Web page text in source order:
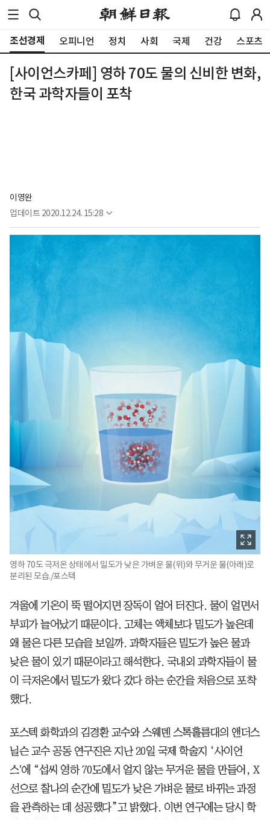
조선경제 오피니언 정치 사회 국제 건강 스포츠
[사이언스카페] 영하 70도 물의 신비한 변화,
한국 과학자들이 포착
이영완
업데이트 2020.12.24. 15:28
영하 70도 극저온 상태에서 밀도가 낮은 가벼운 물(위)와 무거운 물(아래)로
분리된 모습./포스텍
겨울에 기온이 뚝 떨어지면 장독이 얼어 터진다. 물이 얼면서
부피가 늘어났기 때문이다. 고체는 액체보다 밀도가 높은데
왜 물은 다른 모습을 보일까. 과학자들은 밀도가 높은 물과
낮은 물이 있기 때문이라고 해석한다. 국내외 과학자들이 물
이 극저온에서 밀도가 왔다 갔다 하는 순간을 처음으로 포착
했다.
포스텍 화학과의 김경환 교수와 스웨덴 스톡홀름대의 앤더스
닐슨 교수 공동 연구진은 지난 20일 국제 학술지 ‘사이언
스'에 “섭씨 영하 70도에서 얼지 않는 무거운 물을 만들어, X
선으로 찰나의 순간에 밀도가 낮은 가벼운 물로 바뀌는 과정
을 관측하는 데 성공했다”고 밝혔다. 이번 연구에는 당시 학